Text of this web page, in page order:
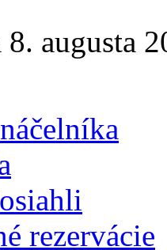
8. augusta
rezervácie